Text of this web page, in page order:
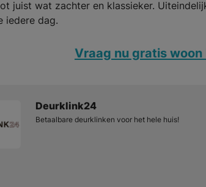
juist wat zachter en klassieker.
iedere dag.
Vraag nu gratis woon
Deurklink24
Betaalbare deurklinken voor het hele huis!